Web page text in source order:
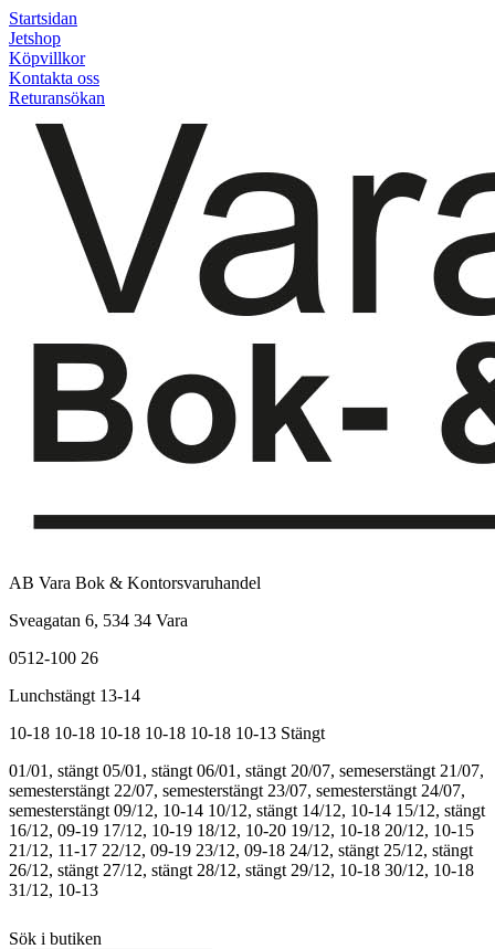
Startsidan
Jetshop
Köpvillkor
Kontakta oss
Returansökan
AB Vara Bok & Kontorsvaruhandel
Sveagatan 6, 534 34 Vara
0512-100 26
Lunchstängt 13-14
10-18 10-18 10-18 10-18 10-18 10-13 Stängt
01/01, stängt 05/01, stängt 06/01, stängt 20/07, semeserstängt 21/07,
semesterstängt 22/07, semesterstängt 23/07, semesterstängt 24/07,
semesterstängt 09/12, 10-14 10/12, stängt 14/12, 10-14 15/12, stängt
16/12, 09-19 17/12, 10-19 18/12, 10-20 19/12, 10-18 20/12, 10-15
21/12, 11-17 22/12, 09-19 23/12, 09-18 24/12, stängt 25/12, stängt
26/12, stängt 27/12, stängt 28/12, stängt 29/12, 10-18 30/12, 10-18
31/12, 10-13
Sök i butiken